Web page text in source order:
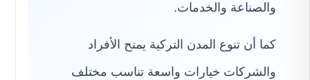
والصناعة والخدمات.
كما أن تنوع المدن التركية يمنح الأفراد
والشركات خيارات واسعة تناسب مختلف